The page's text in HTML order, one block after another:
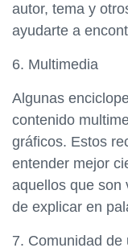
autor, tema y
ayudarte a
6. Multimedia
Algunas
contenido
gráficos. Estos
entender mejor
aquellos que son
de explicar en
7. Comunidad de